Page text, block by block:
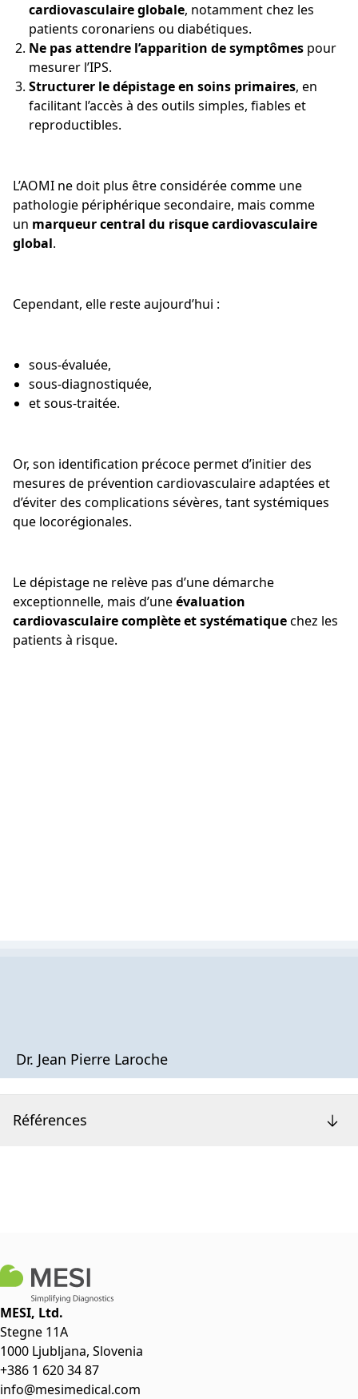
cardiovasculaire globale, notamment chez les
patients coronariens ou diabétiques.
Ne pas attendre l’apparition de symptômes pour
mesurer l’IPS.
Structurer le dépistage en soins primaires, en
facilitant l’accès à des outils simples, fiables et
reproductibles.
L’AOMI ne doit plus être considérée comme une
pathologie périphérique secondaire, mais comme
un marqueur central du risque cardiovasculaire
global.
Cependant, elle reste aujourd’hui :
sous-évaluée,
sous-diagnostiquée,
et sous-traitée.
Or, son identification précoce permet d’initier des
mesures de prévention cardiovasculaire adaptées et
d’éviter des complications sévères, tant systémiques
que locorégionales.
Le dépistage ne relève pas d’une démarche
exceptionnelle, mais d’uneévaluation
cardiovasculaire complète et systématiquechez les
patients à risque.
Dr. Jean Pierre Laroche
Références
MESI, Ltd.
Stegne 11A
1000 Ljubljana, Slovenia
+386 1 620 34 87
info@mesimedical.com